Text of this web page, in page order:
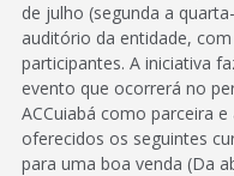
de julho (segunda a
auditório da entidade,
participantes. A iniciativa
evento que ocorrerá no
ACCuiabá como parceira
oferecidos os seguintes
para uma boa venda (Da